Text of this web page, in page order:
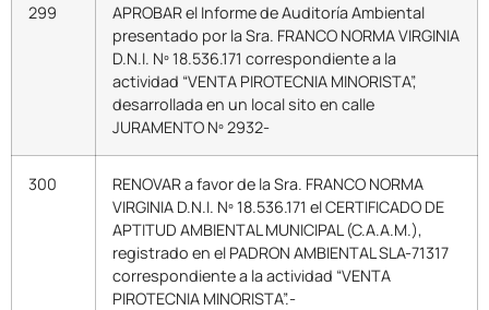
299
APROBAR el Informe de Auditoría Ambiental
presentado por la Sra. FRANCO NORMA VIRGINIA
D.N.I. Nº 18.536.171 correspondiente a la
actividad “VENTA PIROTECNIA MINORISTA”,
desarrollada en un local sito en calle
JURAMENTO Nº 2932-
300
RENOVAR a favor de la Sra. FRANCO NORMA
VIRGINIA D.N.I. Nº 18.536.171 el CERTIFICADO DE
APTITUD AMBIENTAL MUNICIPAL (C.A.A.M.),
registrado en el PADRON AMBIENTAL SLA-71317
correspondiente a la actividad “VENTA
PIROTECNIA MINORISTA”.-